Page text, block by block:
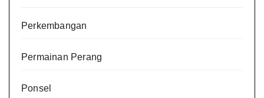
Perkembangan
Permainan Perang
Ponsel